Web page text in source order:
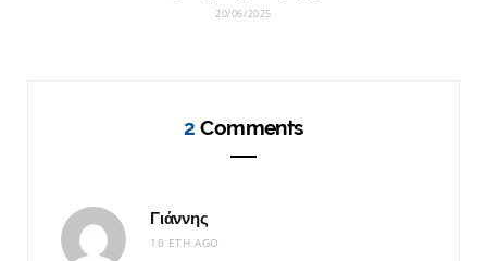
20/06/2025
2 Comments
Γιάννης
10 ΈΤΗ AGO